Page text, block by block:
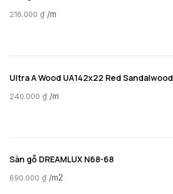
216.000 ₫ /m
Ultra A Wood UA142x22 Red Sandalwood
240.000 ₫ /m
Sàn gỗ DREAMLUX N68-68
690.000 ₫ /m2